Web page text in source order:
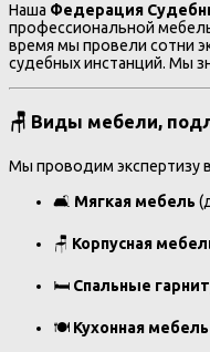
Наша Федерация
профессиональной
время мы провели сотни
судебных инстанций. Мы
🪑 Виды мебели,
Мы проводим экспертизу
🛋️ Мягкая мебель
🪑 Корпусная
🛏️ Спальные
🍽️ Кухонная